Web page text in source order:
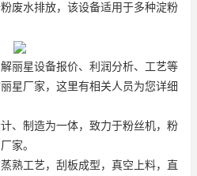
废水排放，该设备适用于多种淀粉
丽星设备报价、利润分析、工艺等
星厂家，这里有相关人员为您详细
、制造为一体，致力于粉丝机，粉
家。
熟工艺，刮板成型，真空上料，直